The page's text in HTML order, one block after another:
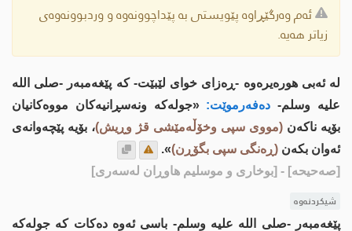
ئەم وەرگێڕاوە پێویستی بە پێداچوونەوە و وردبوونەوەی
زیاتر هەیە.
لە ئەبی هورەیرەوە -ڕەزای خوای لێبێت- کە پێغەمبەر -صلى اللە
علیە وسلم-دەفەرموێت: «جولەکە ونەسڕانیەکان مووەکانیان
بۆیە ناکەن (مووی سپی وخۆڵەمێشی قژ وڕیش)، بۆیە پێچەوانەى
ئەوان بکەن (ڕەنگی سپی بگۆڕن)».
[صەحیحە] - [بوخاری و موسلیم هاوڕان لەسەری]
شیکردنەوە
پێغەمبەر -صلى اللە علیە وسلم- باسی ئەوە دەکات کە جولەکە